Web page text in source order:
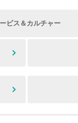
ビス＆カルチャー